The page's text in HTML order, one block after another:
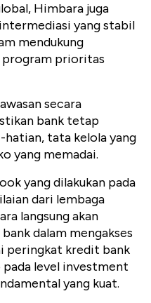
Himbara juga
yang stabil
mendukung
program prioritas
secara
bank tetap
tata kelola yang
yang memadai.
yang dilakukan pada
dari lembaga
langsung akan
dalam mengakses
peringkat kredit bank
level investment
yang kuat.